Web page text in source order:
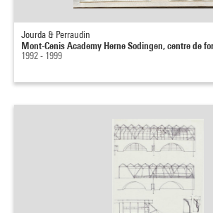
Jourda & Perraudin
Mont-Cenis Academy Herne Sodingen, centre de
1992 - 1999